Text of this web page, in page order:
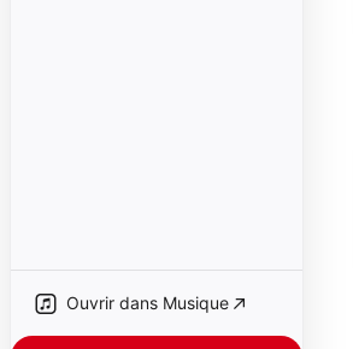
Ouvrir dans Musique